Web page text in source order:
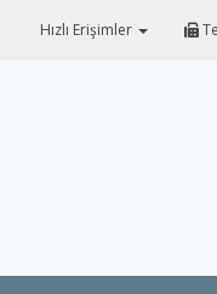
Hızlı Erişimler